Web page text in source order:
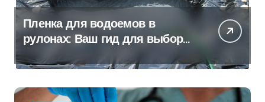
Пленка для водоемов в
рулонах: Ваш гид для выбора
и применения